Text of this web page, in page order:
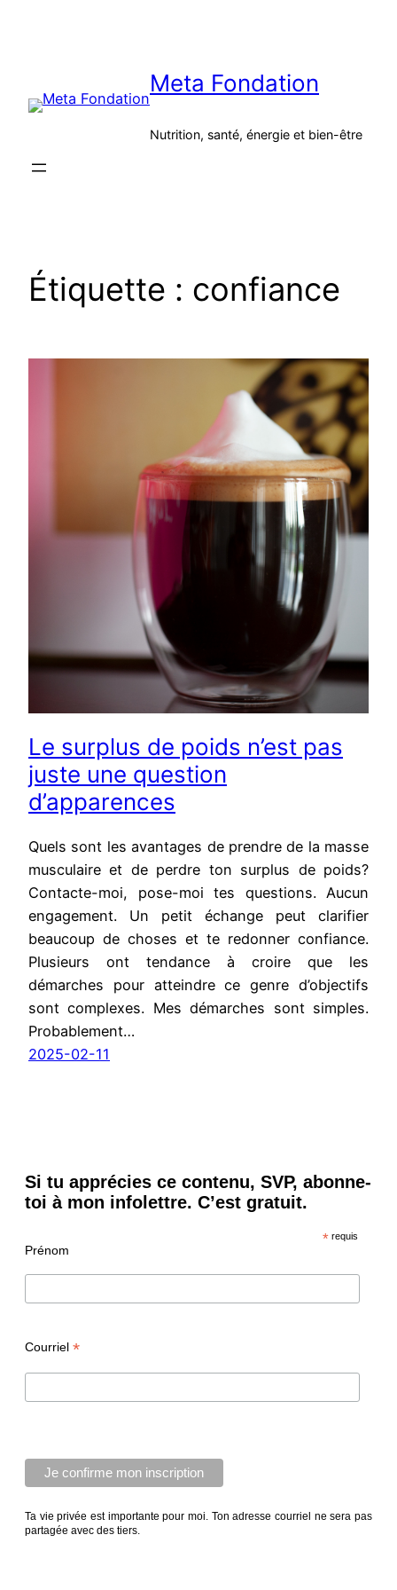
Meta Fondation
Nutrition, santé, énergie et bien-être
Étiquette : confiance
Le surplus de poids n’est pas
juste une question
d’apparences
Quels sont les avantages de prendre de la masse
musculaire et de perdre ton surplus de poids?
Contacte-moi, pose-moi tes questions. Aucun
engagement. Un petit échange peut clarifier
beaucoup de choses et te redonner confiance.
Plusieurs ont tendance à croire que les
démarches pour atteindre ce genre d’objectifs
sont complexes. Mes démarches sont simples.
Probablement…
2025-02-11
Si tu apprécies ce contenu, SVP, abonne-
toi à mon infolettre. C’est gratuit.
* requis
Prénom
Courriel *
Ta vie privée est importante pour moi. Ton adresse courriel ne sera pas
partagée avec des tiers.